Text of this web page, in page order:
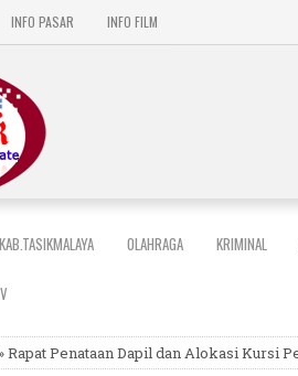
INFO PASAR INFO FILM
KAB.TASIKMALAYA OLAHRAGA KRIMINAL
» Rapat Penataan Dapil dan Alokasi Kursi